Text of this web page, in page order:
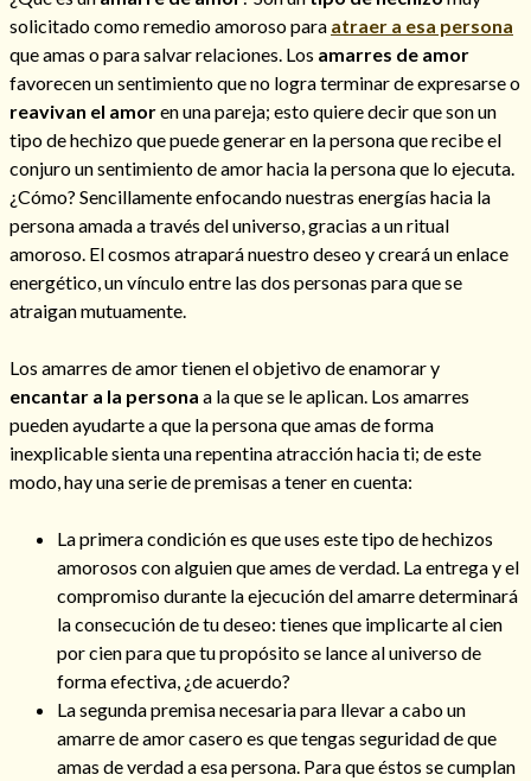
solicitado como remedio amoroso para atraer a esa persona
que amas o para salvar relaciones. Los amarres de amor
favorecen un sentimiento que no logra terminar de expresarse o
reavivan el amoren una pareja; esto quiere decir que son un
tipo de hechizo que puede generar en la persona que recibe el
conjuro un sentimiento de amor hacia la persona que lo ejecuta.
¿Cómo? Sencillamente enfocando nuestras energías hacia la
persona amada a través del universo, gracias a un ritual
amoroso. El cosmos atrapará nuestro deseo y creará un enlace
energético, un vínculo entre las dos personas para que se
atraigan mutuamente.
Los amarres de amor tienen el objetivo de enamorar y
encantar a la persona a la que se le aplican. Los amarres
pueden ayudarte a que la persona que amas de forma
inexplicable sienta una repentina atracción hacia ti; de este
modo, hay una serie de premisas a tener en cuenta:
La primera condición es que uses este tipo de hechizos
amorosos con alguien que ames de verdad. La entrega y el
compromiso durante la ejecución del amarre determinará
la consecución de tu deseo: tienes que implicarte al cien
por cien para que tu propósito se lance al universo de
forma efectiva, ¿de acuerdo?
La segunda premisa necesaria para llevar a cabo un
amarre de amor casero es que tengas seguridad de que
amas de verdad a esa persona. Para que éstos se cumplan